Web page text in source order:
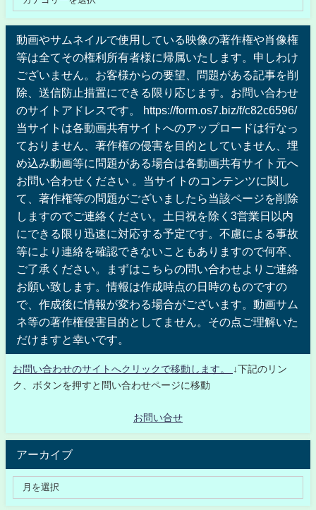
動画やサムネイルで使用している映像の著作権や肖像権
等は全てその権利所有者様に帰属いたします。申しわけ
ございません。お客様からの要望、問題がある記事を削
除、送信防止措置にできる限り応じます。お問い合わせ
のサイトアドレスです。 https://form.os7.biz/f/c82c6596/
当サイトは各動画共有サイトへのアップロードは行なっ
ておりません、著作権の侵害を目的としていません、埋
め込み動画等に問題がある場合は各動画共有サイト元へ
お問い合わせください 。当サイトのコンテンツに関し
て、著作権等の問題がございましたら当該ページを削除
しますのでご連絡ください。土日祝を除く3営業日以内
にできる限り迅速に対応する予定です。不慮による事故
等により連絡を確認できないこともありますので何卒、
ご了承ください。まずはこちらの問い合わせよりご連絡
お願い致します。情報は作成時点の日時のものですの
で、作成後に情報が変わる場合がございます。動画サム
ネ等の著作権侵害目的としてません。その点ご理解いた
だけますと幸いです。
お問い合わせのサイトへクリックで移動します。
↓下記のリン
ク、ボタンを押すと問い合わせページに移動
お問い合せ
アーカイブ